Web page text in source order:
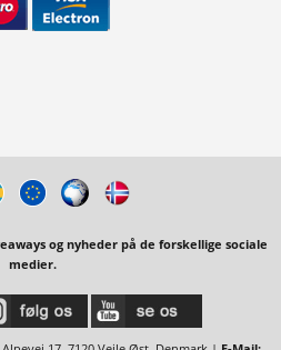
og nyheder på de forskellige sociale
medier.